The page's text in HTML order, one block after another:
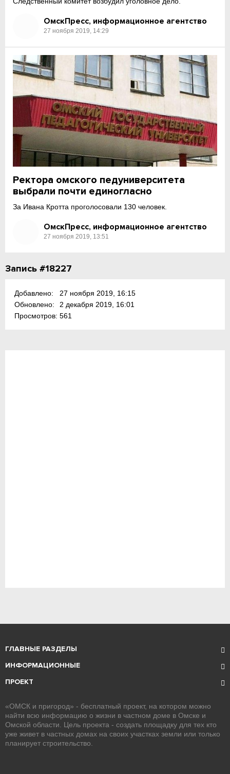
ОмскПресс, информационное агентство
27 ноября 2019, 14:29
Ректора омского педуниверситета
выбрали почти единогласно
За Ивана Кротта проголосовали 130 человек.
ОмскПресс, информационное агентство
27 ноября 2019, 13:51
Запись #18227
Добавлено:
27 ноября 2019, 16:15
Обновлено:
2 декабря 2019, 16:01
Просмотров: 561
ГЛАВНЫЕ РАЗДЕЛЫ
ИНФОРМАЦИОННЫЕ
ПРОЕКТ
«ОМСК и пригород» - бесплатный проект, на котором можно
найти всю информацию о жизни в частном доме в Омске и
Омской области. Цель проекта - создать площадку для тех кто
уже живет в частных домах на своих участках земли или только
планирует строительство.